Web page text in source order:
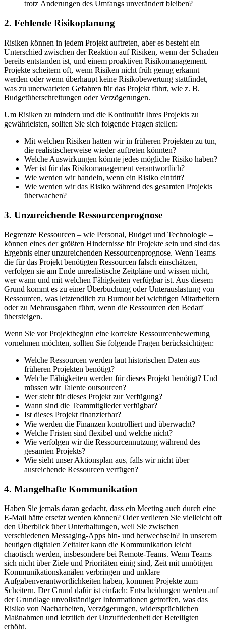
trotz Änderungen des Umfangs unverändert bleiben?
2. Fehlende Risikoplanung
Risiken können in jedem Projekt auftreten, aber es besteht ein
Unterschied zwischen der Reaktion auf Risiken, wenn der Schaden
bereits entstanden ist, und einem proaktiven Risikomanagement.
Projekte scheitern oft, wenn Risiken nicht früh genug erkannt
werden oder wenn überhaupt keine Risikobewertung stattfindet,
was zu unerwarteten Gefahren für das Projekt führt, wie z. B.
Budgetüberschreitungen oder Verzögerungen.
Um Risiken zu mindern und die Kontinuität Ihres Projekts zu
gewährleisten, sollten Sie sich folgende Fragen stellen:
Mit welchen Risiken hatten wir in früheren Projekten zu tun,
die realistischerweise wieder auftreten könnten?
Welche Auswirkungen könnte jedes mögliche Risiko haben?
Wer ist für das Risikomanagement verantwortlich?
Wie werden wir handeln, wenn ein Risiko eintritt?
Wie werden wir das Risiko während des gesamten Projekts
überwachen?
3. Unzureichende Ressourcenprognose
Begrenzte Ressourcen – wie Personal, Budget und Technologie –
können eines der größten Hindernisse für Projekte sein und sind das
Ergebnis einer unzureichenden Ressourcenprognose. Wenn Teams
die für das Projekt benötigten Ressourcen falsch einschätzen,
verfolgen sie am Ende unrealistische Zeitpläne und wissen nicht,
wer wann und mit welchen Fähigkeiten verfügbar ist. Aus diesem
Grund kommt es zu einer Überbuchung oder Unterauslastung von
Ressourcen, was letztendlich zu Burnout bei wichtigen Mitarbeitern
oder zu Mehrausgaben führt, wenn die Ressourcen den Bedarf
übersteigen.
Wenn Sie vor Projektbeginn eine korrekte Ressourcenbewertung
vornehmen möchten, sollten Sie folgende Fragen berücksichtigen:
Welche Ressourcen werden laut historischen Daten aus
früheren Projekten benötigt?
Welche Fähigkeiten werden für dieses Projekt benötigt? Und
müssen wir Talente outsourcen?
Wer steht für dieses Projekt zur Verfügung?
Wann sind die Teammitglieder verfügbar?
Ist dieses Projekt finanzierbar?
Wie werden die Finanzen kontrolliert und überwacht?
Welche Fristen sind flexibel und welche nicht?
Wie verfolgen wir die Ressourcennutzung während des
gesamten Projekts?
Wie sieht unser Aktionsplan aus, falls wir nicht über
ausreichende Ressourcen verfügen?
4. Mangelhafte Kommunikation
Haben Sie jemals daran gedacht, dass ein Meeting auch durch eine
E-Mail hätte ersetzt werden können? Oder verlieren Sie vielleicht oft
den Überblick über Unterhaltungen, weil Sie zwischen
verschiedenen Messaging-Apps hin- und herwechseln? In unserem
heutigen digitalen Zeitalter kann die Kommunikation leicht
chaotisch werden, insbesondere bei Remote-Teams. Wenn Teams
sich nicht über Ziele und Prioritäten einig sind, Zeit mit unnötigen
Kommunikationskanälen verbringen und unklare
Aufgabenverantwortlichkeiten haben, kommen Projekte zum
Scheitern. Der Grund dafür ist einfach: Entscheidungen werden auf
der Grundlage unvollständiger Informationen getroffen, was das
Risiko von Nacharbeiten, Verzögerungen, widersprüchlichen
Maßnahmen und letztlich der Unzufriedenheit der Beteiligten
erhöht.